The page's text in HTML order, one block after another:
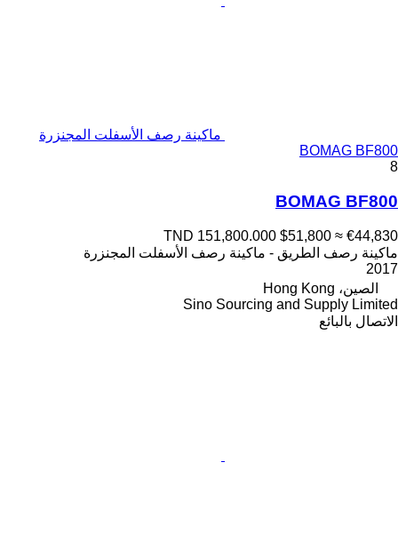
ماكينة رصف الأسفلت المجنزرة
BOMAG BF800
8
BOMAG BF800
TND 151,800.000 $51,800 ≈ €44,830
ماكينة رصف الطريق - ماكينة رصف الأسفلت المجنزرة
2017
الصين، Hong Kong
Sino Sourcing and Supply Limited
الاتصال بالبائع